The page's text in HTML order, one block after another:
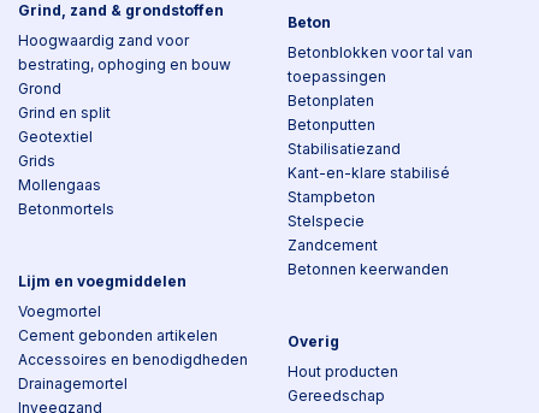
Grind, zand & grondstoffen
Hoogwaardig zand voor
bestrating, ophoging en bouw
Grond
Grind en split
Geotextiel
Grids
Mollengaas
Betonmortels
Lijm en voegmiddelen
Voegmortel
Cement gebonden artikelen
Accessoires en benodigdheden
Drainagemortel
Inveegzand
Beton
Betonblokken voor tal van
toepassingen
Betonplaten
Betonputten
Stabilisatiezand
Kant-en-klare stabilisé
Stampbeton
Stelspecie
Zandcement
Betonnen keerwanden
Overig
Hout producten
Gereedschap